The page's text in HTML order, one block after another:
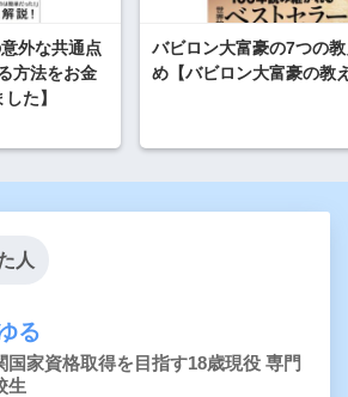
外な共通点
方法をお金
た】
バビロン大富豪の7つの
め【バビロン大富豪の教
人
る
国家資格取得を目指す18歳現役 専門
生